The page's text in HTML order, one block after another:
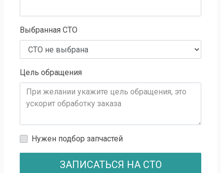
Выбранная СТО
Цель обращения
Нужен подбор запчастей
ЗАПИСАТЬСЯ НА СТО